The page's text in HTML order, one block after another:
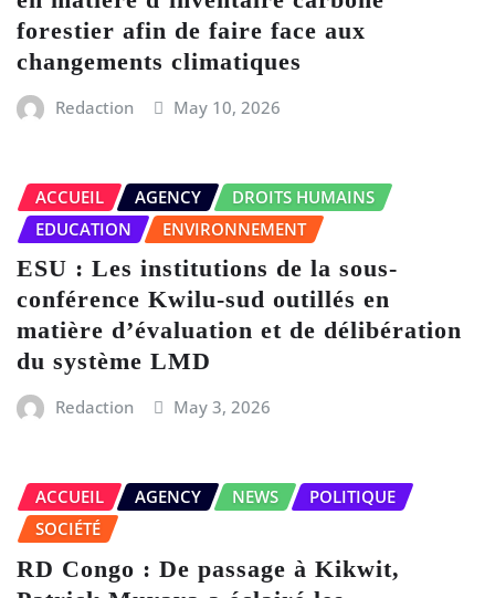
forestier afin de faire face aux
changements climatiques
Redaction May 10, 2026
ACCUEIL AGENCY
DROITS HUMAINS
EDUCATION
ENVIRONNEMENT
ESU : Les institutions de la sous-
conférence Kwilu-sud outillés en
matière d’évaluation et de délibération
du système LMD
Redaction May 3, 2026
ACCUEIL AGENCY NEWS
POLITIQUE
SOCIÉTÉ
RD Congo : De passage à Kikwit,